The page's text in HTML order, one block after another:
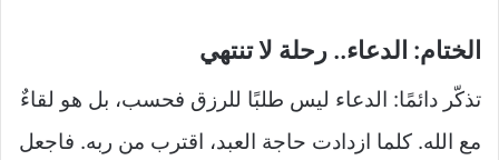
الختام: الدعاء.. رحلة لا تنتهي
تذكّر دائمًا: الدعاء ليس طلبًا للرزق فحسب، بل هو لقاءٌ
مع الله. كلما ازدادت حاجة العبد، اقترب من ربه. فاجعل